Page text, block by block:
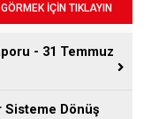
İÇİN TIKLAYIN
- 31 Temmuz
Sisteme Dönüş